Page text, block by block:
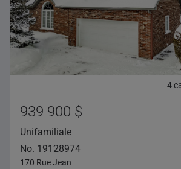
4
939 900 $
Unifamiliale
No. 19128974
170 Rue Jean